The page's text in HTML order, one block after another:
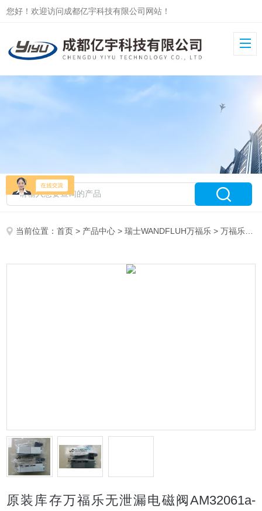
您好！欢迎访问成都亿宇科技有限公司网站！
当前位置：首页 > 产品中心 >瑞士WANDFLUH万福乐 >万福乐电磁阀
原装库存万福乐无泄漏电磁阀AM32061a-